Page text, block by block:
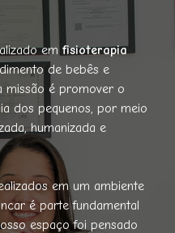
em fisioterapia
de bebês e
missão é promover o
dos pequenos, por meio
humanizada e
em um ambiente
é parte fundamental
espaço foi pensado